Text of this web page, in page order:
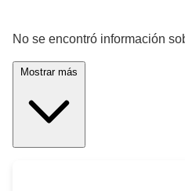
No se encontró información